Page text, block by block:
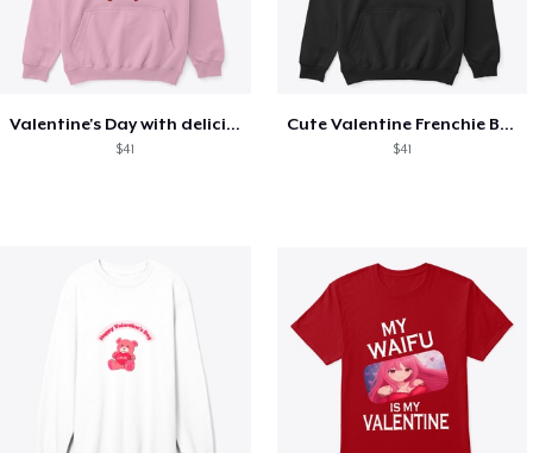
Valentine's Day with delicious food
$41
Cute Valentine Frenchie Bulldog
$41